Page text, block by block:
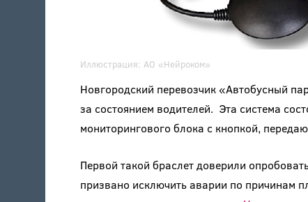
Иллюстрация: АО «Нейроком»
Новгородский перевозчик «Автобусный
за состоянием водителей. Эта система
мониторингового блока с кнопкой,
Первой такой браслет доверили
призвано исключить аварии по причинам